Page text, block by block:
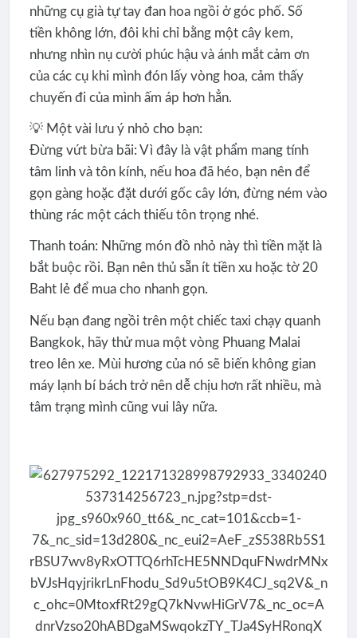
những cụ già tự tay đan hoa ngồi ở góc phố. Số
tiền không lớn, đôi khi chỉ bằng một cây kem,
nhưng nhìn nụ cười phúc hậu và ánh mắt cảm ơn
của các cụ khi mình đón lấy vòng hoa, cảm thấy
chuyến đi của mình ấm áp hơn hẳn.
💡 Một vài lưu ý nhỏ cho bạn:
Đừng vứt bừa bãi: Vì đây là vật phẩm mang tính
tâm linh và tôn kính, nếu hoa đã héo, bạn nên để
gọn gàng hoặc đặt dưới gốc cây lớn, đừng ném vào
thùng rác một cách thiếu tôn trọng nhé.
Thanh toán: Những món đồ nhỏ này thì tiền mặt là
bắt buộc rồi. Bạn nên thủ sẵn ít tiền xu hoặc tờ 20
Baht lẻ để mua cho nhanh gọn.
Nếu bạn đang ngồi trên một chiếc taxi chạy quanh
Bangkok, hãy thử mua một vòng Phuang Malai
treo lên xe. Mùi hương của nó sẽ biến không gian
máy lạnh bí bách trở nên dễ chịu hơn rất nhiều, mà
tâm trạng mình cũng vui lây nữa.